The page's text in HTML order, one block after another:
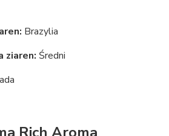
Brazylia
ziaren: Średni